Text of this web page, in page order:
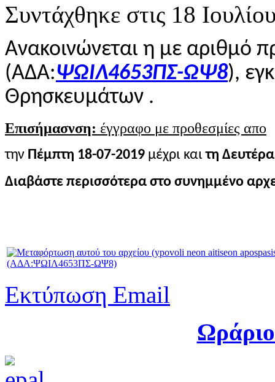
Συντάχθηκε στις 18
Ανακοινώνεται η με αριθμό
(ΑΔΑ:ΨΩΙΛ4653ΠΣ-ΩΨ8),
Θρησκευμάτων .
Επισήμασνση: έγγραφο με προθεσμίες απο
την Πέμπτη 18-07-2019 μέχρι και τη
Διαβάστε περισσότερα στο συνημμένο
(ΑΔΑ:ΨΩΙΛ4653ΠΣ-ΩΨ8)
Εκτύπωση Email